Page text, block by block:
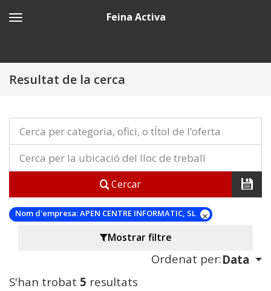
Feina Activa
Resultat de la cerca
Cercar
Nom d'empresa:APEN CENTRE INFORMATIC, SL
Mostrar filtre
Ordenat per:Data
S'han trobat 5 resultats